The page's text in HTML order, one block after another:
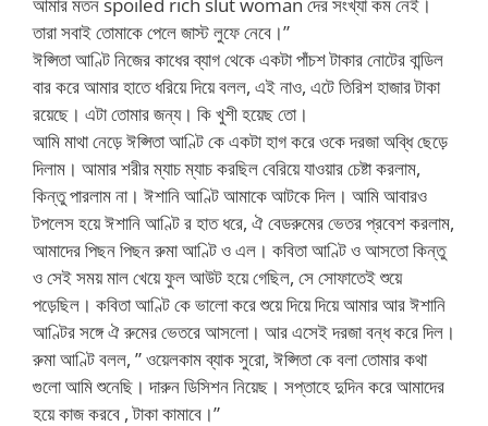
তারা সবাই তোমাকে পেলে জাস্ট লুফে নেবে।”
ঈপ্সিতা আণ্টি নিজের কাধের ব্যাগ থেকে একটা পাঁচশ টাকার নোটের বান্ডিল
বার করে আমার হাতে ধরিয়ে দিয়ে বলল, এই নাও, এটে তিরিশ হাজার টাকা
রয়েছে। এটা তোমার জন্য। কি খুশী হয়েছ তো।
আমি মাথা নেড়ে ঈপ্সিতা আণ্টি কে একটা হাগ করে ওকে দরজা অব্ধি ছেড়ে
দিলাম। আমার শরীর ম্যাচ ম্যাচ করছিল বেরিয়ে যাওয়ার চেষ্টা করলাম,
কিন্তু পারলাম না। ঈশানি আণ্টি আমাকে আটকে দিল। আমি আবারও
টপলেস হয়ে ঈশানি আণ্টি র হাত ধরে, ঐ বেডরুমের ভেতর প্রবেশ করলাম,
আমাদের পিছন পিছন রুমা আণ্টি ও এল। কবিতা আণ্টি ও আসতো কিন্তু
ও সেই সময় মাল খেয়ে ফুল আউট হয়ে গেছিল, সে সোফাতেই শুয়ে
পড়েছিল। কবিতা আণ্টি কে ভালো করে শুয়ে দিয়ে দিয়ে আমার আর ঈশানি
আণ্টির সঙ্গে ঐ রুমের ভেতরে আসলো। আর এসেই দরজা বন্ধ করে দিল।
রুমা আণ্টি বলল, ” ওয়েলকাম ব্যাক সুরো, ঈপ্সিতা কে বলা তোমার কথা
গুলো আমি শুনেছি। দারুন ডিসিশন নিয়েছ। সপ্তাহে দুদিন করে আমাদের
হয়ে কাজ করবে , টাকা কামাবে।”